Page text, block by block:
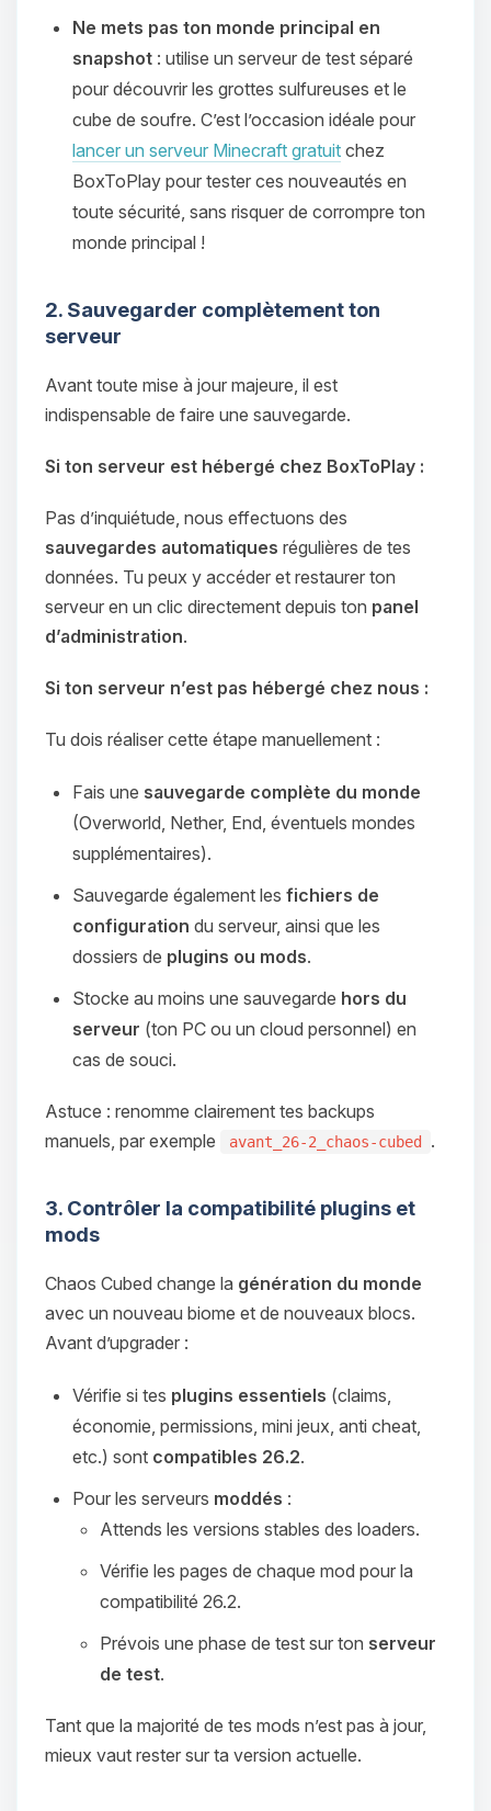
Ne mets pas ton monde principal en
snapshot : utilise un serveur de test séparé
pour découvrir les grottes sulfureuses et le
cube de soufre. C’est l’occasion idéale pour
lancer un serveur Minecraft gratuit chez
BoxToPlay pour tester ces nouveautés en
toute sécurité, sans risquer de corrompre ton
monde principal !
2. Sauvegarder complètement ton
serveur
Avant toute mise à jour majeure, il est
indispensable de faire une sauvegarde.
Si ton serveur est hébergé chez BoxToPlay :
Pas d’inquiétude, nous effectuons des
sauvegardes automatiques régulières de tes
données. Tu peux y accéder et restaurer ton
serveur en un clic directement depuis ton panel
d’administration.
Si ton serveur n’est pas hébergé chez nous :
Tu dois réaliser cette étape manuellement :
Fais une sauvegarde complète du monde
(Overworld, Nether, End, éventuels mondes
supplémentaires).
Sauvegarde également les fichiers de
configuration du serveur, ainsi que les
dossiers de plugins ou mods.
Stocke au moins une sauvegarde hors du
serveur (ton PC ou un cloud personnel) en
cas de souci.
Astuce : renomme clairement tes backups
manuels, par exemple
avant_26-2_chaos-cubed .
3. Contrôler la compatibilité plugins et
mods
Chaos Cubed change la génération du monde
avec un nouveau biome et de nouveaux blocs.
Avant d’upgrader :
Vérifie si tes plugins essentiels (claims,
économie, permissions, mini jeux, anti cheat,
etc.) sont compatibles 26.2.
Pour les serveurs moddés :
Attends les versions stables des loaders.
Vérifie les pages de chaque mod pour la
compatibilité 26.2.
Prévois une phase de test sur ton serveur
de test.
Tant que la majorité de tes mods n’est pas à jour,
mieux vaut rester sur ta version actuelle.